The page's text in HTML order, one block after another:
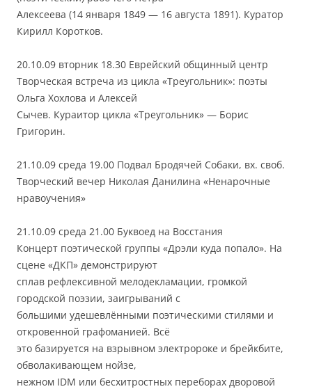
Алексеева (14 января 1849 — 16 августа 1891). Куратор
Кирилл Коротков.
20.10.09 вторник 18.30 Еврейский общинный центр
Творческая встреча из цикла «Треугольник»: поэты
Ольга Хохлова и Алексей
Сычев. Кураитор цикла «Треугольник» — Борис
Григорин.
21.10.09 среда 19.00 Подвал Бродячей Собаки, вх. своб.
Творческий вечер Николая Данилина «Ненарочные
нравоучения»
21.10.09 среда 21.00 Буквоед на Восстания
Концерт поэтической группы «Дрэли куда попало». На
сцене «ДКП» демонстрируют
сплав рефлексивной мелодекламации, громкой
городской поэзии, заигрываний с
большими удешевлёнными поэтическими стилями и
откровенной графоманией. Всё
это базируется на взрывном электророке и брейкбите,
обволакивающем нойзе,
нежном IDM или бесхитростных переборах дворовой